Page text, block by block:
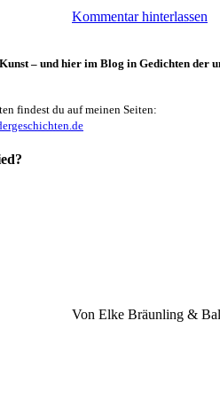
Kommentar hinterlassen
– und hier im Blog in Gedichten der
findest du auf meinen Seiten:
Von Elke Bräunling &